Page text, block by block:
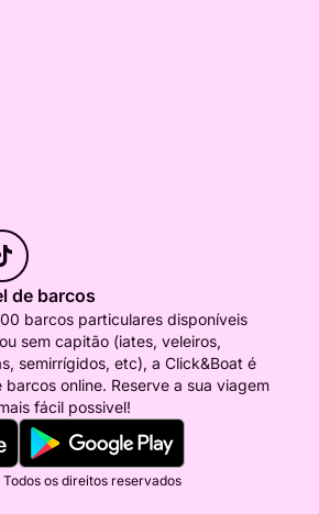
de barcos
barcos particulares disponíveis
sem capitão (iates, veleiros,
semirrígidos, etc), a Click&Boat é
barcos online. Reserve a sua viagem
fácil possivel!
os direitos reservados